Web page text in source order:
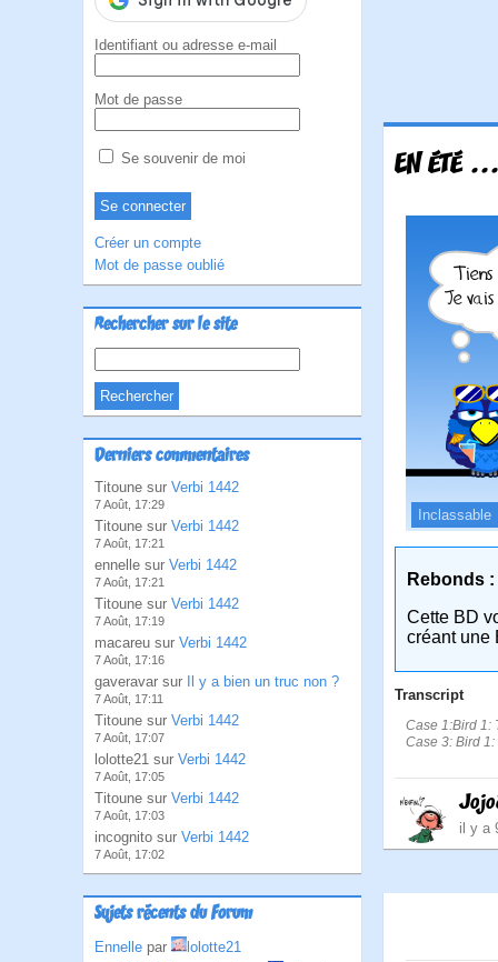
Identifiant ou adresse e-mail
Mot de passe
Se souvenir de moi
Créer un compte
Mot de passe oublié
Rechercher sur le site
Derniers commentaires
Titoune sur Verbi 1442
7 Août, 17:29
Titoune sur Verbi 1442
7 Août, 17:21
ennelle sur Verbi 1442
7 Août, 17:21
Titoune sur Verbi 1442
7 Août, 17:19
macareu sur Verbi 1442
7 Août, 17:16
gaveravar sur Il y a bien un truc non ?
7 Août, 17:11
Titoune sur Verbi 1442
7 Août, 17:07
lolotte21 sur Verbi 1442
7 Août, 17:05
Titoune sur Verbi 1442
7 Août, 17:03
incognito sur Verbi 1442
7 Août, 17:02
Sujets récents du Forum
Ennelle par
lolotte21
EN ÉTÉ
Inclassable
Rebonds :
Cette BD
créant une
Transcript
Case 1:Bird 1:
Case 3: Bird
il y a